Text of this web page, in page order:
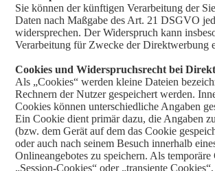
Sie können der künftigen Verarbeitung der
Daten nach Maßgabe des Art. 21 DSGVO
widersprechen. Der Widerspruch kann
Verarbeitung für Zwecke der Direktwerbung
Cookies und Widerspruchsrecht bei
Als „Cookies“ werden kleine Dateien
Rechnern der Nutzer gespeichert werden.
Cookies können unterschiedliche Angaben
Ein Cookie dient primär dazu, die Angaben
(bzw. dem Gerät auf dem das Cookie
oder auch nach seinem Besuch innerhalb
Onlineangebotes zu speichern. Als
„Session-Cookies“ oder „transiente